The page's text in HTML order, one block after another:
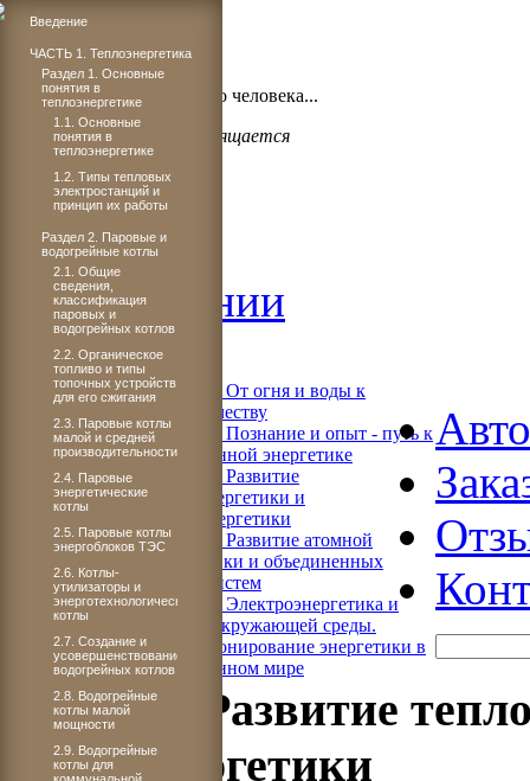
Бог проявил щедрость,
когда подарил миру такого человека...
Светлане Плачковой посвящается
Главная
Об издании
Читать
Книга 1. От огня и воды к
электричеству
Книга 2. Познание и опыт - путь к
современной энергетике
Книга 3. Развитие
теплоэнергетики и
гидроэнергетики
Книга 4. Развитие атомной
энергетики и объединенных
энергосистем
Книга 5. Электроэнергетика и
охрана окружающей среды.
Функционирование энергетики в
современном мире
Книга 3. Развитие
гидроэнергетики
Введение
ЧАСТЬ 1. Теплоэнергетика
Раздел 1. Основные
понятия в
теплоэнергетике
1.1. Основные
понятия в
теплоэнергетике
1.2. Типы тепловых
электростанций и
принцип их работы
Раздел 2. Паровые и
водогрейные котлы
2.1. Общие
сведения,
классификация
паровых и
водогрейных котлов
2.2. Органическое
топливо и типы
топочных устройств
для его сжигания
2.3. Паровые котлы
малой и средней
производительности
2.4. Паровые
энергетические
котлы
2.5. Паровые котлы
энергоблоков ТЭС
2.6. Котлы-
утилизаторы и
энерготехнологические
котлы
2.7. Создание и
усовершенствование
водогрейных котлов
2.8. Водогрейные
котлы малой
мощности
2.9. Водогрейные
котлы для